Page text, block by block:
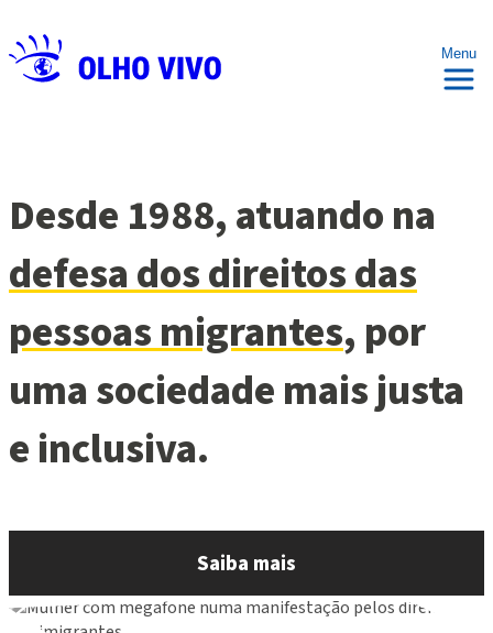
Menu
Desde 1988, atuando na
defesa dos direitos das
pessoas migrantes, por
uma sociedade mais justa
e inclusiva.
Saiba mais